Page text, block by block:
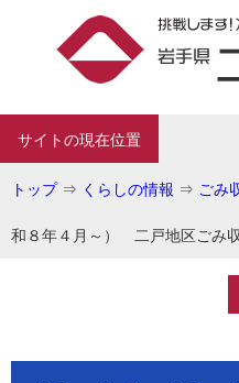
サイトの現在位置
トップ⇒ くらしの情報 ⇒ ごみ
和８年４月～） 二戸地区ごみ